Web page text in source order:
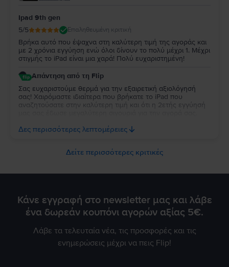
Ipad 9th gen
5/5 Επαληθευμένη κριτική
Βρήκα αυτό που έψαχνα στη καλύτερη τιμή της αγοράς και
με 2 χρόνια εγγύηση ενώ όλοι δίνουν το πολύ μέχρι 1. Μέχρι
στιγμής το iPad είναι μια χαρά! Πολύ ευχαριστημένη!
Απάντηση από τη Flip
Σας ευχαριστούμε θερμά για την εξαιρετική αξιολόγησή
σας! Χαιρόμαστε ιδιαίτερα που βρήκατε το iPad που
αναζητούσατε στην καλύτερη τιμή και ότι η 2ετής εγγύησή
να την απολαύσετε για πολύ καιρό.
Δες περισσότερες λεπτομέρειες
Δείτε περισσότερες κριτικές
Κάνε εγγραφή στο newsletter μας και λάβε
ένα δωρεάν κουπόνι αγορών αξίας 5€.
Λάβε τα τελευταία νέα, τις προσφορές και τις
ενημερώσεις μέχρι να πεις Flip!